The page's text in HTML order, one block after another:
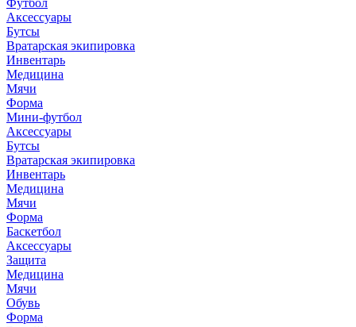
Футбол
Аксессуары
Бутсы
Вратарская экипировка
Инвентарь
Медицина
Мячи
Форма
Мини-футбол
Аксессуары
Бутсы
Вратарская экипировка
Инвентарь
Медицина
Мячи
Форма
Баскетбол
Аксессуары
Защита
Медицина
Мячи
Обувь
Форма